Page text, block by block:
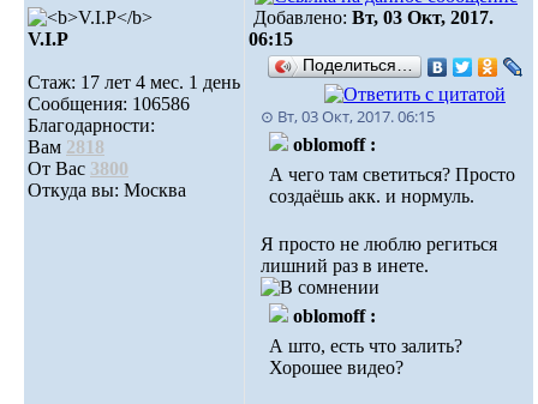
V.I.Р
Стаж: 17 лет 4 мес. 1 день
Сообщения: 106586
Благодарности:
Вам 2818
От Вас 3800
Откуда вы: Москва
Добавлено: Вт, 03 Окт, 2017.
06:15
Поделиться…
⊙ Вт, 03 Окт, 2017. 06:15
oblomoff :
А чего там светиться? Просто
создаёшь акк. и нормуль.
Я просто не люблю региться
лишний раз в инете.
oblomoff :
А што, есть что залить?
Хорошее видео?